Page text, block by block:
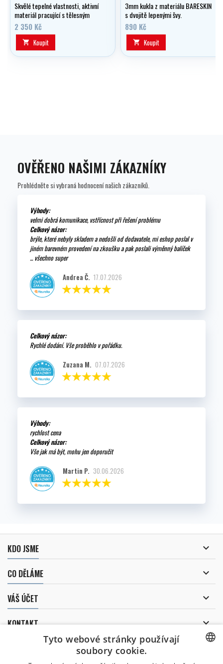
Skvělé tepelné vlastnosti, aktivní
materiál pracující s tělesným
teplem.
2 350 Kč
 Koupit
3mm kukla z materiálu BARESKIN
s dvojitě lepenými švy.
890 Kč
 Koupit
OVĚŘENO NAŠIMI ZÁKAZNÍKY
Prohlédněte si vybraná hodnocení našich zákazníků.
Výhody:
velmi dobrá komunikace, vstřícnost při řešení problému
Celkový názor:
brýle, které nebyly skladem a nedošli od dodavatele, mi eshop poslal v
jiném barevném provedení na zkoušku a pak poslali výměnný balíček
... všechno super
Andrea Č. 17.07.2026
Celkový názor:
Rychlé dodání. Vše proběhlo v pořádku.
Zuzana M. 07.07.2026
Výhody:
rychlost cena
Celkový názor:
Vše jak má být, mohu jen doporučit
Martin P. 30.06.2026
KDO JSME 
CO DĚLÁME 
VÁŠ ÚČET 
KONTAKT 
ODBĚR NOVINEK
Tyto webové stránky používají
soubory cookie.